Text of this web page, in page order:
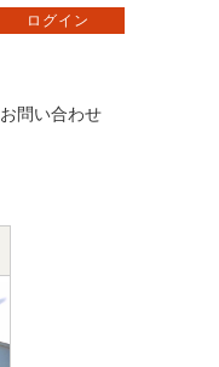
お問い合わせ
ログイン